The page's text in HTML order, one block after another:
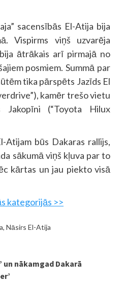
sacensībās El-Atija bija
Vispirms viņš uzvarēja
ātrākais arī pirmajā no
posmiem. Summā par
tika pārspēts Jazīds El
kamēr trešo vietu
Jakopīni (“Toyota Hilux
Atijam būs Dakaras rallijs,
sākumā viņš kļuva par to
kārtas un jau piekto visā
kategorijās >>
, Nāsirs El-Atija
un nākamgad Dakarā